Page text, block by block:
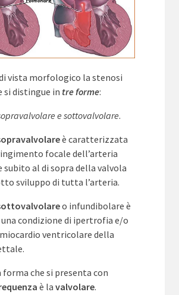
vista morfologico la stenosi
si distingue in tre forme:
e sottovalvolare.
è caratterizzata
focale dell’arteria
subito al di sopra della valvola
sviluppo di tutta l’arteria.
o infundibolare è
una condizione di ipertrofia e/o
ventricolare della
forma che si presenta con
è la valvolare.